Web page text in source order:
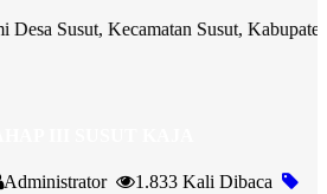
Kecamatan Susut, Kabupaten
Administrator
1.833 Kali Dibaca